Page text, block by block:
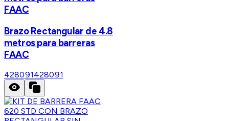
FAAC
Brazo Rectangular de 4.8
metros para barreras
FAAC
428091428091